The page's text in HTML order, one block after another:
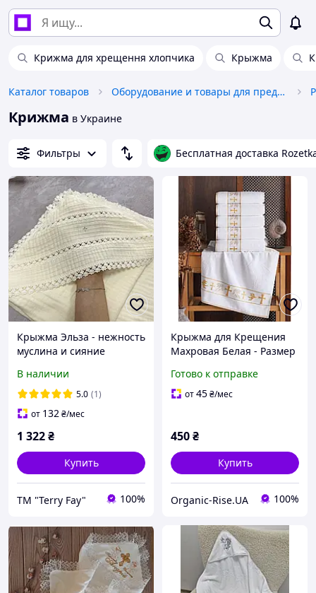
Крижма для хрещення хлопчика Крыжма
Каталог товаров Оборудование и товары для предоставления услуг
Крижма в Украине
Фильтры Бесплатная доставка
Крыжма Эльза - нежность
муслина и сияние
малыша
В наличии
5.0 (1)
от 132₴/мес
1 322₴
Купить
ТМ "Terry Fay" 100%
Крыжма для Крещения
Махровая Белая - Размер
Мягкая - Качественная
Махра
Готово к отправке
от45₴/мес
450₴
Купить
Organic-Rise.UA 100%